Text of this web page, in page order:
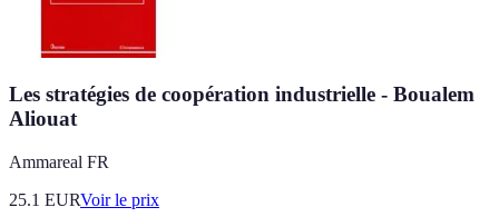
Les stratégies de coopération industrielle - Boualem
Aliouat
Ammareal FR
25.1 EURVoir le prix